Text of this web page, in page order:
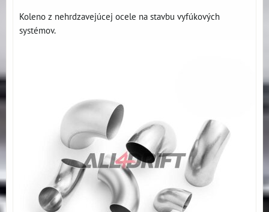
Koleno z nehrdzavejúcej ocele na stavbu vyfúkových
systémov.